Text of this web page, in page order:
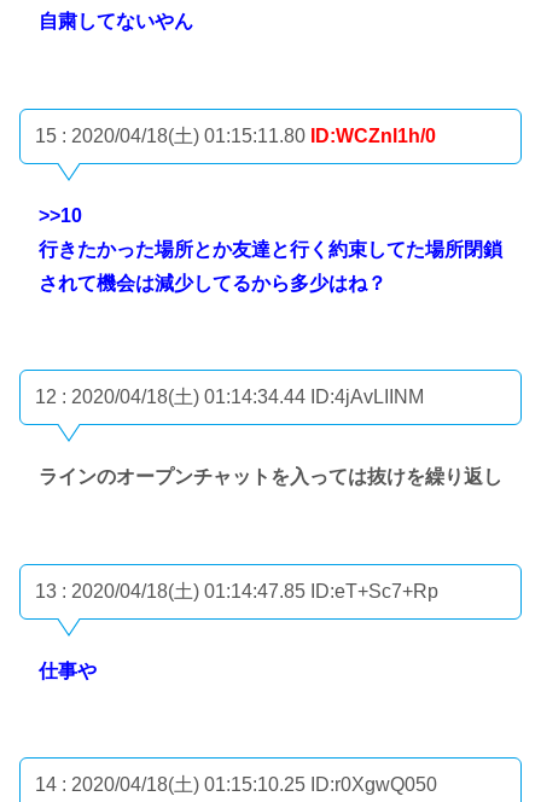
自粛してないやん
15 : 2020/04/18(土) 01:15:11.80 ID:WCZnl1h/0
>>10
行きたかった場所とか友達と行く約束してた場所閉鎖
されて機会は減少してるから多少はね？
12 : 2020/04/18(土) 01:14:34.44 ID:4jAvLIINM
ラインのオープンチャットを入っては抜けを繰り返し
13 : 2020/04/18(土) 01:14:47.85 ID:eT+Sc7+Rp
仕事や
14 : 2020/04/18(土) 01:15:10.25 ID:r0XgwQ050